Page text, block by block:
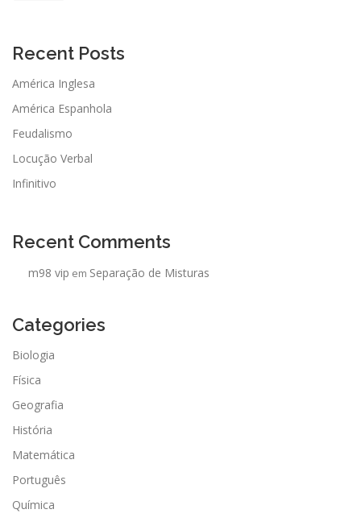
Recent Posts
América Inglesa
América Espanhola
Feudalismo
Locução Verbal
Infinitivo
Recent Comments
m98 vip em Separação de Misturas
Categories
Biologia
Física
Geografia
História
Matemática
Português
Química